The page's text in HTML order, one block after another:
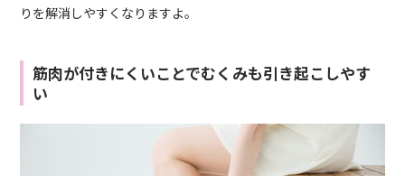
りを解消しやすくなりますよ。
筋肉が付きにくいことでむくみも引き起こしやす
い